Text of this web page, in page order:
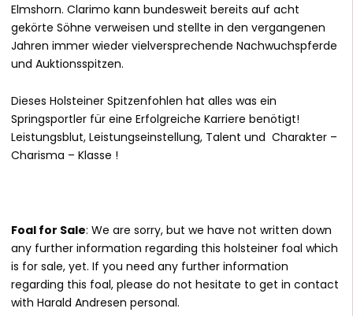
Elmshorn. Clarimo kann bundesweit bereits auf acht
gekörte Söhne verweisen und stellte in den vergangenen
Jahren immer wieder vielversprechende Nachwuchspferde
und Auktionsspitzen.
Dieses Holsteiner Spitzenfohlen hat alles was ein
Springsportler für eine Erfolgreiche Karriere benötigt!
Leistungsblut, Leistungseinstellung, Talent und Charakter –
Charisma – Klasse !
Foal for Sale: We are sorry, but we have not written down
any further information regarding this holsteiner foal which
is for sale, yet. If you need any further information
regarding this foal, please do not hesitate to get in contact
with Harald Andresen personal.